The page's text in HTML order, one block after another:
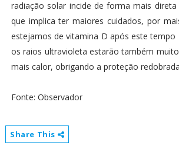
radiação solar incide de forma mais
que implica ter maiores cuidados, por
estejamos de vitamina D após este tempo
os raios ultravioleta estarão também
mais calor, obrigando a proteção
Fonte: Observador
Share This